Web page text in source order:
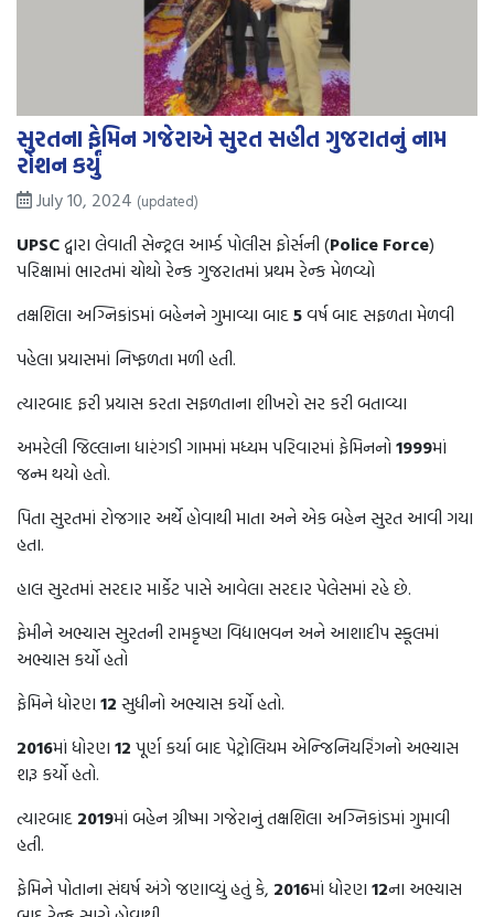
સુરતના ફેમિન ગજેરાએ સુરત સહીત ગુજરાતનું નામ
રોશન કર્યું
July 10, 2024 (updated)
UPSCદ્વારા લેવાતી સેન્ટ્રલ આર્મ્ડ પોલીસ ફોર્સની (Police Force)
પરિક્ષામાં ભારતમાં ચોથો રેન્ક ગુજરાતમાં પ્રથમ રેન્ક મેળવ્યો
તક્ષશિલા અગ્નિકાંડમાં બહેનને ગુમાવ્યા બાદ5વર્ષ બાદ સફળતા મેળવી
પહેલા પ્રયાસમાં નિષ્ફળતા મળી હતી.
ત્યારબાદ ફરી પ્રયાસ કરતા સફળતાના શીખરો સર કરી બતાવ્યા
અમરેલી જિલ્લાના ધારંગડી ગામમાં મધ્યમ પરિવારમાં ફેમિનનો 1999માં
જન્મ થયો હતો.
પિતા સુરતમાં રોજગાર અર્થે હોવાથી માતા અને એક બહેન સુરત આવી ગયા
હતા.
હાલ સુરતમાં સરદાર માર્કેટ પાસે આવેલા સરદાર પેલેસમાં રહે છે.
ફેમીને અભ્યાસ સુરતની રામકૃષ્ણ વિદ્યાભવન અને આશાદીપ સ્કૂલમાં
અભ્યાસ કર્યો હતો
ફેમિને ધોરણ 12 સુધીનો અભ્યાસ કર્યો હતો.
2016માં ધોરણ 12 પૂર્ણ કર્યા બાદ પેટ્રોલિયમ એન્જિનિયરિંગનો અભ્યાસ
શરૂ કર્યો હતો.
ત્યારબાદ 2019માં બહેન ગ્રીષ્મા ગજેરાનું તક્ષશિલા અગ્નિકાંડમાં ગુમાવી
હતી.
ફેમિને પોતાના સંઘર્ષ અંગે જણાવ્યું હતું કે, 2016માં ધોરણ 12ના અભ્યાસ